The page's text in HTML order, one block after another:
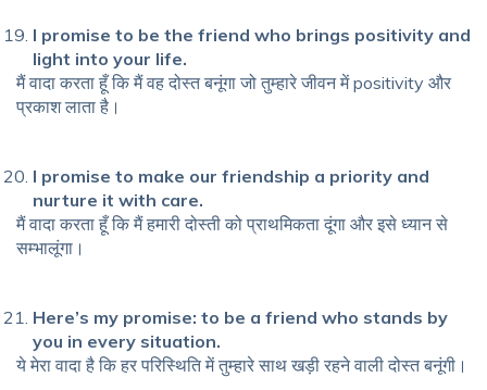
I promise to be the friend who brings positivity and
light into your life.
मैं वादा करता हूँ कि मैं वह दोस्त बनूंगा जो तुम्हारे जीवन में positivity और
प्रकाश लाता है।
I promise to make our friendship a priority and
nurture it with care.
मैं वादा करता हूँ कि मैं हमारी दोस्ती को प्राथमिकता दूंगा और इसे ध्यान से
सम्भालूंगा।
Here’s my promise: to be a friend who stands by
you in every situation.
ये मेरा वादा है कि हर परिस्थिति में तुम्हारे साथ खड़ी रहने वाली दोस्त बनूंगी।